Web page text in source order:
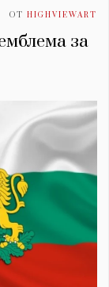
ОТ HIGHVIEWART
за